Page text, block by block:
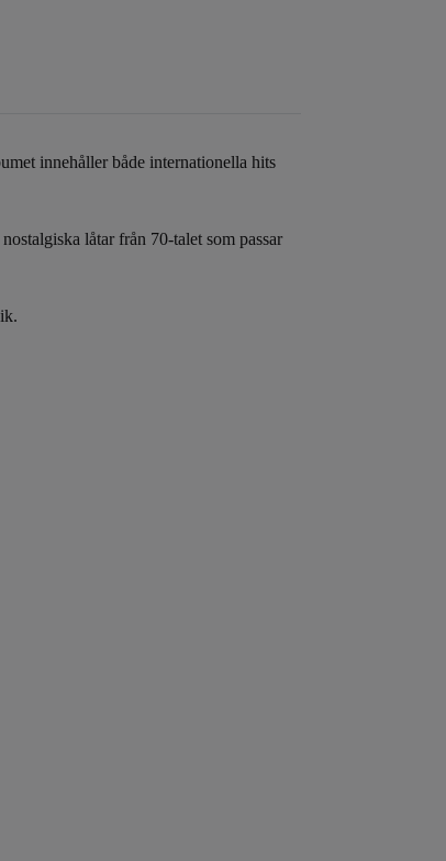
innehåller både internationella hits
låtar från 70-talet som passar